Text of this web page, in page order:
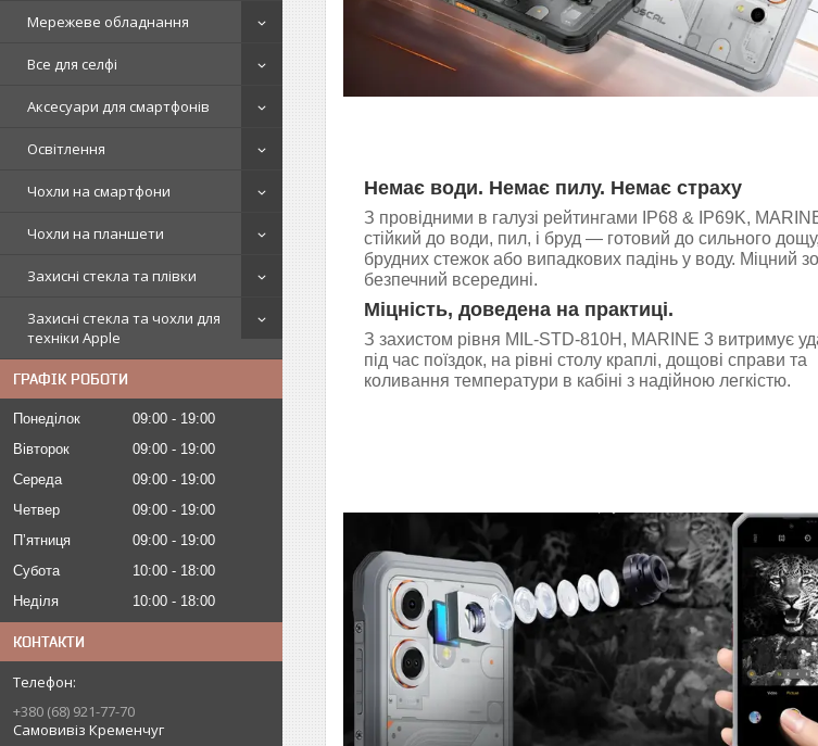
Мережеве обладнання
Все для селфі
Аксесуари для смартфонів
Освітлення
Чохли на смартфони
Чохли на планшети
Захисні стекла та плівки
Захисні стекла та чохли для
техніки Apple
ГРАФІК РОБОТИ
Понеділок 09:00
19:00
Вівторок
09:00
19:00
Середа
09:00
19:00
Четвер
09:00
19:00
Пʼятниця
09:00
19:00
Субота
10:00
18:00
Неділя
10:00 18:00
КОНТАКТИ
+380 (68) 921-77-70
Самовивіз Кременчуг
Немає води. Немає пилу. Немає страху
З провідними в галузі рейтингами IP68 & IP69K,
стійкий до води, пил, і бруд — готовий до сильного дощу,
брудних стежок або випадкових падінь у воду. Міцний
безпечний всередині.
Міцність, доведена на практиці.
З захистом рівня MIL-STD-810H, MARINE 3 витримує
під час поїздок, на рівні столу краплі, дощові справи та
коливання температури в кабіні з надійною легкістю.